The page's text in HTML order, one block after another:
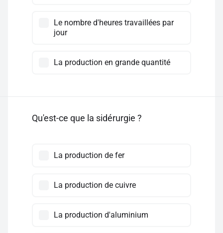
Le nombre d'heures travaillées par
jour
La production en grande quantité
Qu'est-ce que la sidérurgie ?
La production de fer
La production de cuivre
La production d'aluminium